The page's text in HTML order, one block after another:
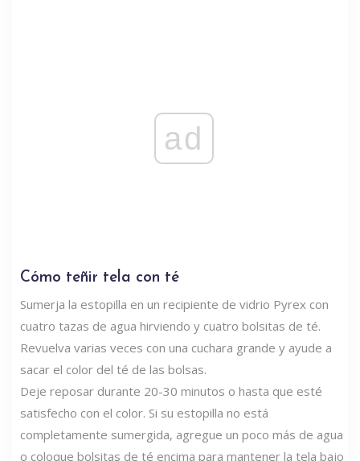
ad
Cómo teñir tela con té
Sumerja la estopilla en un recipiente de vidrio Pyrex con
cuatro tazas de agua hirviendo y cuatro bolsitas de té.
Revuelva varias veces con una cuchara grande y ayude a
sacar el color del té de las bolsas.
Deje reposar durante 20-30 minutos o hasta que esté
satisfecho con el color. Si su estopilla no está
completamente sumergida, agregue un poco más de agua
o coloque bolsitas de té encima para mantener la tela bajo